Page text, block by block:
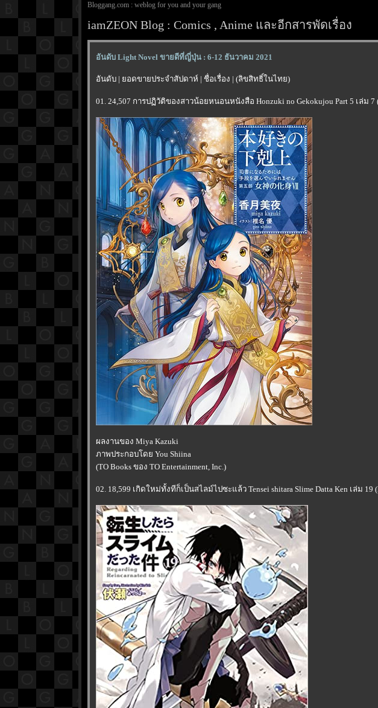
Bloggang.com : weblog for you and your gang
iamZEON Blog : Comics , Anime และอีกสารพัดเรื่อง
อันดับ Light Novel ขายดีที่ญี่ปุ่น : 6-12 ธันวาคม 2021
อันดับ | ยอดขายประจำสัปดาห์ | ชื่อเรื่อง | (ลิขสิทธิ์ในไทย)
01. 24,507 การปฏิวัติของสาวน้อยหนอนหนังสือ Honzuki no Gekokujou Part 5 เล่ม 7
ผลงานของ Miya Kazuki
ภาพประกอบโดย You Shiina
(TO Books ของ TO Entertainment, Inc.)
02. 18,599 เกิดใหม่ทั้งทีก็เป็นสไลม์ไปซะแล้ว Tensei shitara Slime Datta Ken เล่ม 19